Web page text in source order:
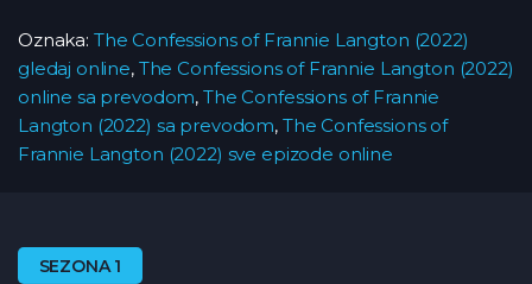
Oznaka: The Confessions of Frannie Langton (2022)
gledaj online, The Confessions of Frannie Langton (2022)
online sa prevodom,The Confessions of Frannie
Langton (2022) sa prevodom, The Confessions of
Frannie Langton (2022) sve epizode online
SEZONA 1